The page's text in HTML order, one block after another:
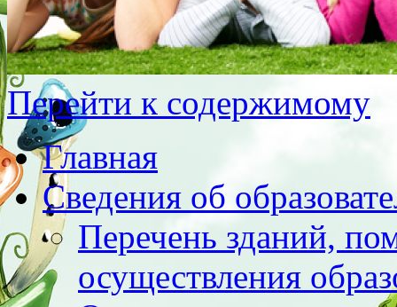
Перейти к содержимому
Главная
Сведения об
Перечень зданий,
осуществления